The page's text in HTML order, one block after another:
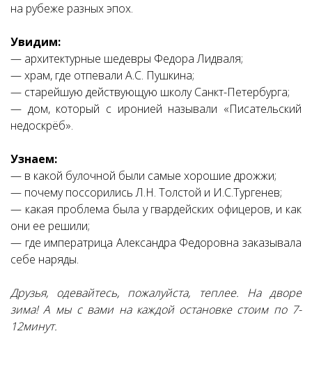
на рубеже разных эпох.
Увидим:
— архитектурные шедевры Федора Лидваля;
— храм, где отпевали А.С. Пушкина;
— старейшую действующую школу Санкт-Петербурга;
— дом, который с иронией называли «Писательский
недоскрёб».
Узнаем:
— в какой булочной были самые хорошие дрожжи;
— почему поссорились Л.Н. Толстой и И.С.Тургенев;
— какая проблема была у гвардейских офицеров, и как
они ее решили;
— где императрица Александра Федоровна заказывала
себе наряды.
Друзья, одевайтесь, пожалуйста, теплее. На дворе
зима! А мы с вами на каждой остановке стоим по 7-
12минут.